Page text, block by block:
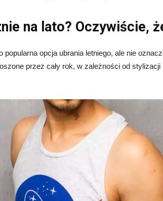
na lato? Oczywiście,
popularna opcja ubrania letniego, ale nie
przez cały rok, w zależności od stylizacji